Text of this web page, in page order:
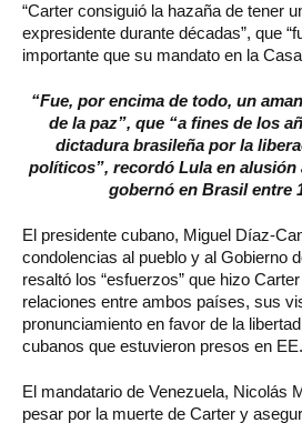
“Carter consiguió la hazaña de tener
expresidente durante décadas”, que
importante que su mandato en la
“Fue, por encima de todo, un
de la paz”, que “a fines de los
dictadura brasileña por la
políticos”, recordó Lula en
gobernó en Brasil entre
El presidente cubano, Miguel Díaz-
condolencias al pueblo y al Gobierno
resaltó los “esfuerzos” que hizo
relaciones entre ambos países, sus
pronunciamiento en favor de la
cubanos que estuvieron presos en
El mandatario de Venezuela, Nicolás
pesar por la muerte de Carter y